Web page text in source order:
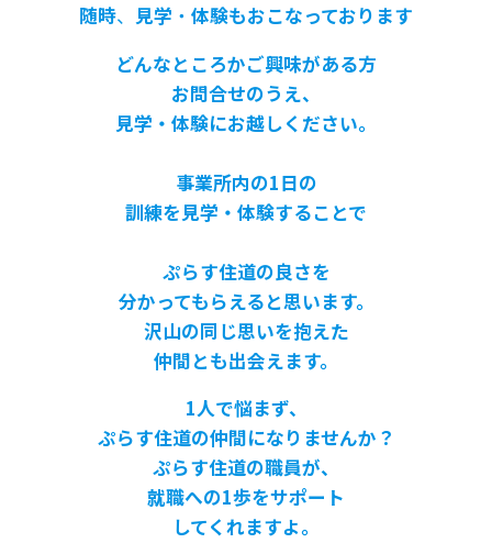
随時、 見学 ・ 体験もおこなっております
どんなところかご興味がある方
お問合せのうえ、
見学・体験にお越しください。
事業所内の1日の
訓練を見学・体験することで
ぷらす住道の良さを
分かってもらえると思います。
沢山の同じ思いを抱えた
仲間とも出会えます。
1人で悩まず、
ぷらす住道の仲間になりませんか？
ぷらす住道の職員が、
就職への1歩をサポート
してくれますよ。